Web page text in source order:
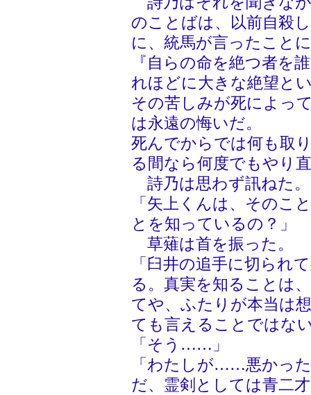
のことばは、以前自殺
に、統馬が言ったこと
『自らの命を絶つ者を
れほどに大きな絶望と
その苦しみが死によっ
は永遠の悔いだ。
死んでからでは何も取
る間なら何度でもやり
詩乃は思わず訊ねた。
「矢上くんは、その
とを知っているの？」
草薙は首を振った。
「臼井の追手に切られ
る。真実を知ることは
てや、ふたりが本当は
ても言えることではな
「そう……」
「わたしが……悪かっ
だ、霊剣としては青二